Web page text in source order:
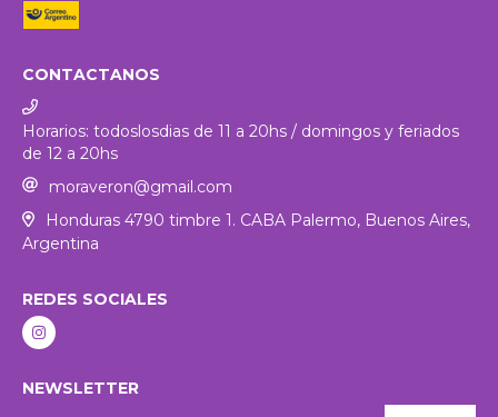
CONTACTANOS
Horarios: todoslosdias de 11 a 20hs / domingos y feriados
de 12 a 20hs
moraveron@gmail.com
Honduras 4790 timbre 1. CABA Palermo, Buenos Aires,
Argentina
REDES SOCIALES
NEWSLETTER